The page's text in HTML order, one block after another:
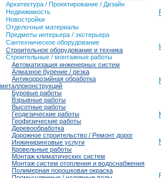
Архитектура / Проектирование / Дизайн
Недвижимость
Новостройки
Отделочные материалы
Предметы интерьера / экстерьера
Сантехническое оборудование
Строительное оборудование и техника
Строительные / монтажные работы
Автоматизация инженерных систем
Алмазное бурение / резка
Антикоррозийная обработка
металлоконструкций
Буровые работы
Взрывные работы
Высотные работы
Геодезические работы
Геофизические работы
Деревообработка
Дорожное строительство / Ремонт дорог
Инжиниринговые услуги
Кровельные работы
Монтаж климатических систем
Монтаж систем отопления и водоснабжения
Полимерная порошковая окраска